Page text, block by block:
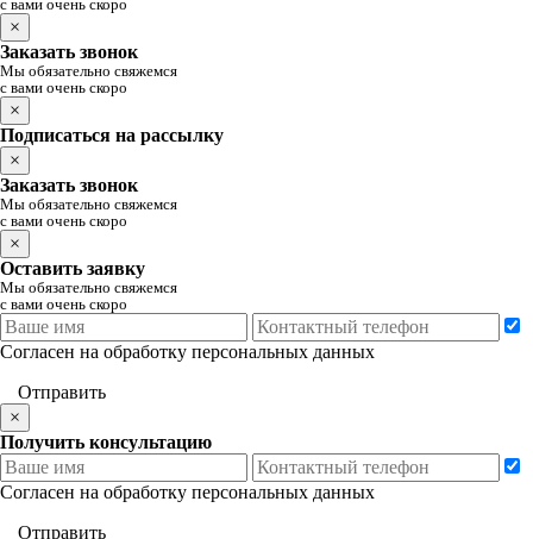
с вами очень скоро
×
Заказать звонок
Мы обязательно свяжемся
с вами очень скоро
×
Подписаться на рассылку
×
Заказать звонок
Мы обязательно свяжемся
с вами очень скоро
×
Оставить заявку
Мы обязательно свяжемся
с вами очень скоро
Согласен на обработку персональных данных
Отправить
×
Получить консультацию
Согласен на обработку персональных данных
Отправить